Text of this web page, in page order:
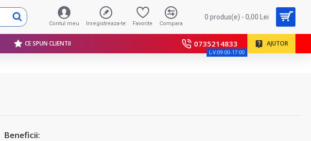
Contul meu Inregistreaza-te Favorite Compara
0 produs(e) - 0,00 Lei
CE SPUN CLIENTII 0735214833
L-V:09:00-17:00
AJUTOR
Beneficii: